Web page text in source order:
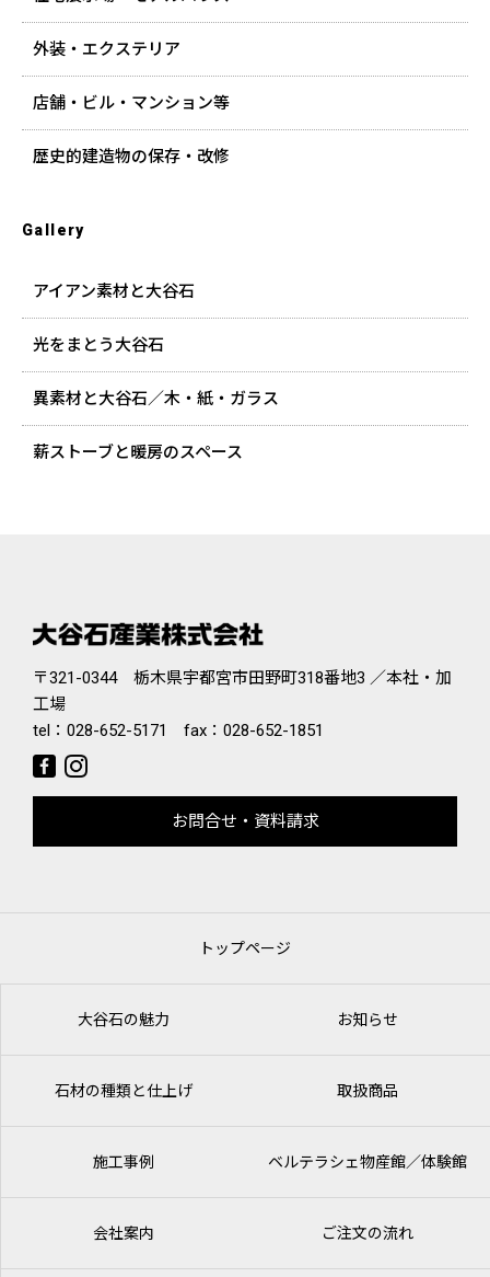
外装・エクステリア
店舗・ビル・マンション等
歴史的建造物の保存・改修
Gallery
アイアン素材と大谷石
光をまとう大谷石
異素材と大谷石／木・紙・ガラス
薪ストーブと暖房のスペース
〒321-0344 栃木県宇都宮市田野町318番地3 ／本社・加
工場
tel： 028-652-5171 fax：028-652-1851
お問合せ・資料請求
トップページ
大谷石の魅力 お知らせ
石材の種類と仕上げ 取扱商品
施工事例 ベルテラシェ物産館／体験館
会社案内 ご注文の流れ